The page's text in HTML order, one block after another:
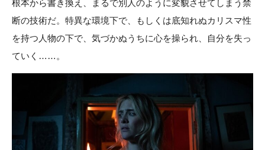
根本から書き換え、まるで別人のように変貌させてしまう禁
断の技術だ。特異な環境下で、もしくは底知れぬカリスマ性
を持つ人物の下で、気づかぬうちに心を操られ、自分を失っ
ていく……。